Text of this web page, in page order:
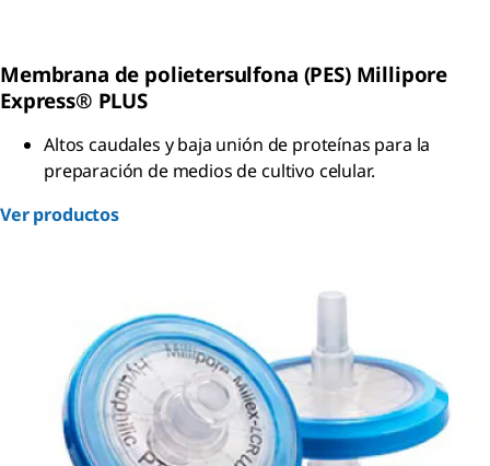
Membrana de polietersulfona (PES) Millipore
Express® PLUS
Altos caudales y baja unión de proteínas para la
preparación de medios de cultivo celular.
Ver productos